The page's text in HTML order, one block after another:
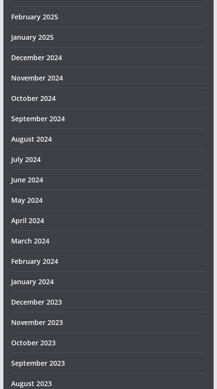
February 2025
January 2025
December 2024
November 2024
October 2024
September 2024
August 2024
July 2024
June 2024
May 2024
April 2024
March 2024
February 2024
January 2024
December 2023
November 2023
October 2023
September 2023
August 2023